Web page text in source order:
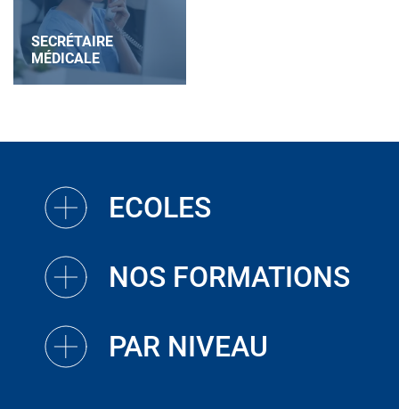
SECRÉTAIRE
MÉDICALE
ECOLES
NOS FORMATIONS
PAR NIVEAU